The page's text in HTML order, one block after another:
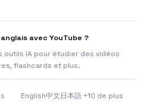
avec YouTube ?
outils IA pour étudier des vidéos
flashcards et plus.
English中文 日本語 +10 de plus